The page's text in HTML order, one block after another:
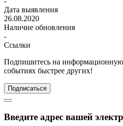
Дата выявления
26.08.2020
Наличие обновления
-
Ссылки
Подпишитесь на информационную
событиях быстрее других!
Подписаться
Введите адрес вашей